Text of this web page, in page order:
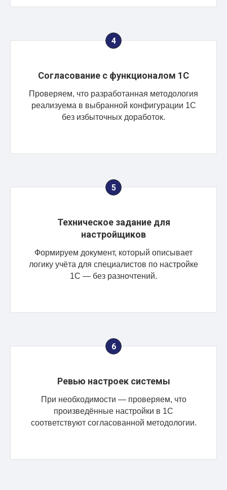
Согласование с функционалом 1С
Проверяем, что разработанная методология
реализуема в выбранной конфигурации 1С
без избыточных доработок.
Техническое задание для
настройщиков
Формируем документ, который описывает
логику учёта для специалистов по настройке
1С — без разночтений.
Ревью настроек системы
При необходимости — проверяем, что
произведённые настройки в 1С
соответствуют согласованной методологии.